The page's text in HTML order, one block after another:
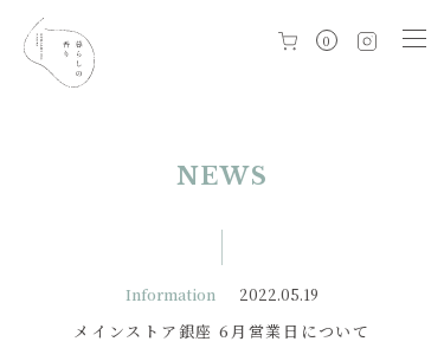
0
NEWS
Information 2022.05.19
メインストア銀座 6月営業日について